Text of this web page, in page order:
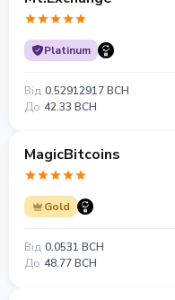
Platinum
Від 0.52912917 BCH
До 42.33 BCH
MagicBitcoins
Gold
Від 0.0531 BCH
До 48.77 BCH